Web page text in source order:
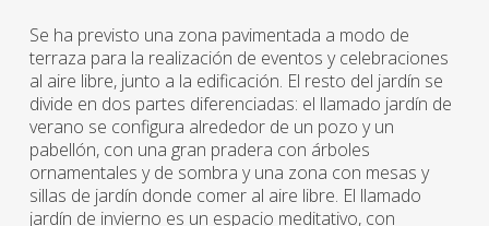
Se ha previsto una zona pavimentada a modo de
terraza para la realización de eventos y celebraciones
al aire libre, junto a la edificación. El resto del jardín se
divide en dos partes diferenciadas: el llamado jardín de
verano se configura alrededor de un pozo y un
pabellón, con una gran pradera con árboles
ornamentales y de sombra y una zona con mesas y
sillas de jardín donde comer al aire libre. El llamado
jardín de invierno es un espacio meditativo, con